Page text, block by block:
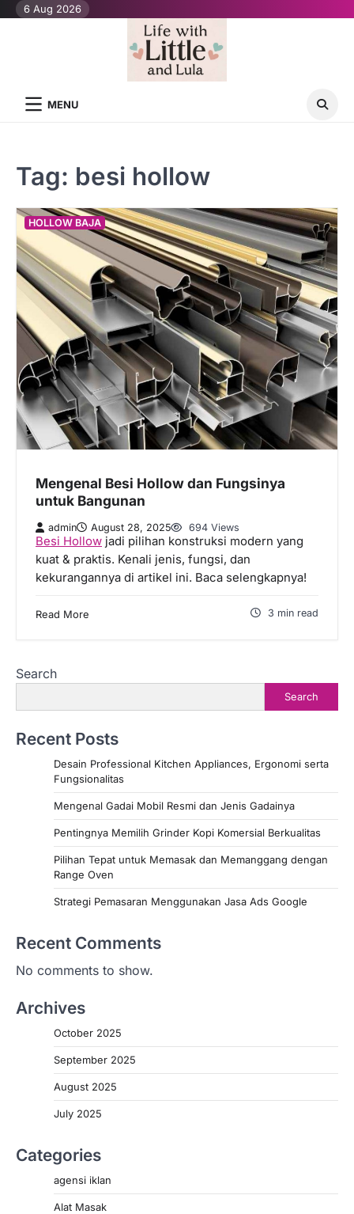
Skip6 Aug 2026
MENU
Tag: besi hollow
HOLLOW BAJA
Mengenal Besi Hollow dan Fungsinya
untuk Bangunan
admin August 28, 2025 694 Views
Besi Hollow jadi pilihan konstruksi modern yang
kuat & praktis. Kenali jenis, fungsi, dan
kekurangannya di artikel ini. Baca selengkapnya!
Read More 3 min read
Search
Search
Recent Posts
Desain Professional Kitchen Appliances, Ergonomi serta
Fungsionalitas
Mengenal Gadai Mobil Resmi dan Jenis Gadainya
Pentingnya Memilih Grinder Kopi Komersial Berkualitas
Pilihan Tepat untuk Memasak dan Memanggang dengan
Range Oven
Strategi Pemasaran Menggunakan Jasa Ads Google
Recent Comments
No comments to show.
Archives
October 2025
September 2025
August 2025
July 2025
Categories
agensi iklan
Alat Masak